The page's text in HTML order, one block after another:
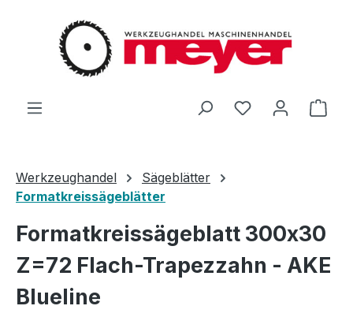
Zum Hauptinhalt springen
Du hast 0
Werkzeughandel
Sägeblätter
Formatkreissägeblätter
Formatkreissägeblatt 300x30
Z=72 Flach-Trapezzahn - AKE
Blueline